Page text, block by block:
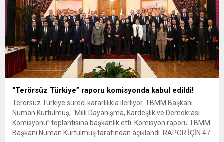
“Terörsüz Türkiye” raporu komisyonda kabul edildi!
Terörsüz Türkiye süreci kararlılıkla ilerliyor. TBMM Başkanı
Numan Kurtulmuş, “Milli Dayanışma, Kardeşlik ve Demokrasi
Komisyonu” toplantısına başkanlık etti. Komisyon raporu TBMM
Başkanı Numan Kurtulmuş tarafından açıklandı. RAPOR İÇİN 47